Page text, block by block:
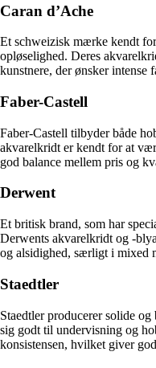
Caran d’Ache
Et schweizisk mærke kendt
opløselighed. Deres
kunstnere, der ønsker
Faber-Castell
Faber-Castell tilbyder både
akvarelkridt er kendt for at
god balance mellem pris og
Derwent
Et britisk brand, som har
Derwents akvarelkridt og -
og alsidighed, særligt i mixed
Staedtler
Staedtler producerer solide
sig godt til undervisning og
konsistensen, hvilket giver